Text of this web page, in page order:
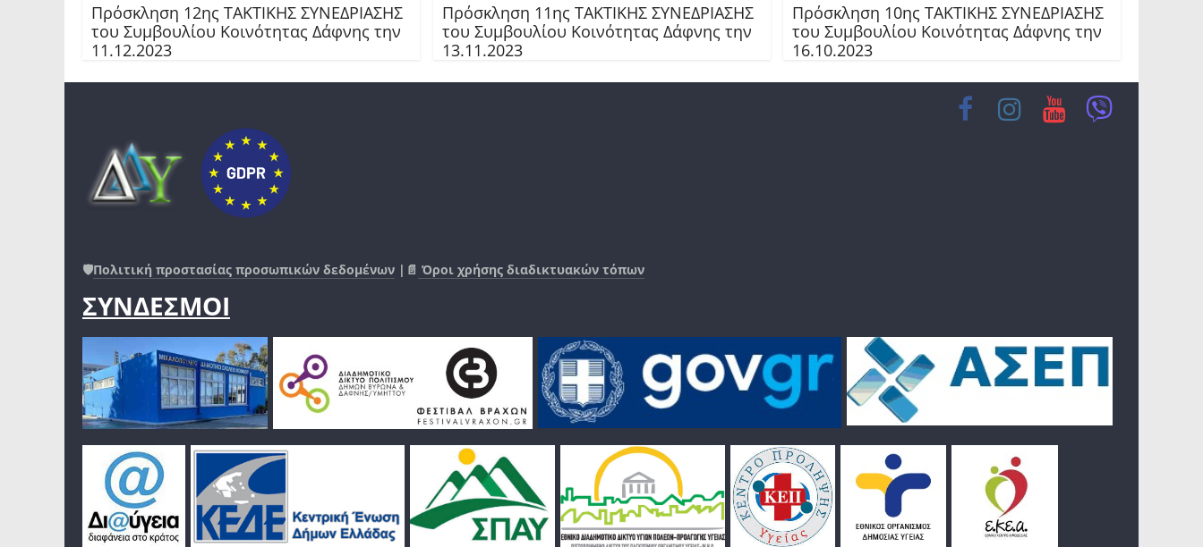
Πρόσκληση 12ης TAKTIKHΣ ΣΥΝΕΔΡΙΑΣΗΣ
του Συμβουλίου Κοινότητας Δάφνης την
11.12.2023
Πρόσκληση 11ης TAKTIKHΣ ΣΥΝΕΔΡΙΑΣΗΣ
του Συμβουλίου Κοινότητας Δάφνης την
13.11.2023
Πρόσκληση 10ης TAKTIKHΣ ΣΥΝΕΔΡΙΑΣΗΣ
του Συμβουλίου Κοινότητας Δάφνης την
16.10.2023
🛡️Πολιτική προστασίας προσωπικών δεδομένων |📄 Όροι χρήσης διαδικτυακών τόπων
ΣΥΝΔΕΣΜΟΙ